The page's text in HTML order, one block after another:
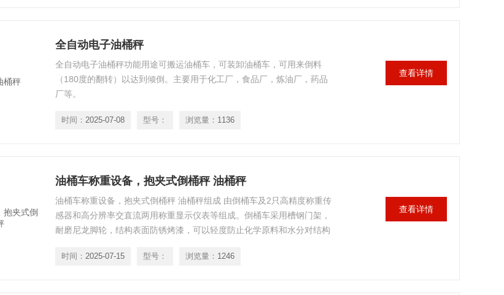
全自动电子油桶秤
全自动电子油桶秤功能用途​可搬运油桶车，可装卸油桶车，可用来倒料
（180度的翻转）以达到倾倒。主要用于化工厂，食品厂，炼油厂，药品
厂等。
时间： 2025-07-08 型号： 浏览量： 1136
查看详情
油桶车称重设备，抱夹式倒桶秤 油桶秤
油桶车称重设备，抱夹式倒桶秤 油桶秤组成 由倒桶车及2只高精度称重传
感器和高分辨率交直流两用称重显示仪表等组成。倒桶车采用槽钢门架，
耐磨尼龙脚轮，结构表面防锈烤漆，可以轻度防止化学原料和水分对结构
时间： 2025-07-15 型号： 浏览量： 1246
查看详情